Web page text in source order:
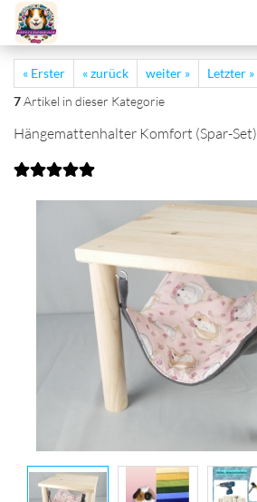
« Erster « zurück weiter »
Letzter »
7Artikel in dieser Kategorie
Hängemattenhalter Komfort (Spar-Set)